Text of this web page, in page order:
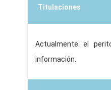
Titulaciones
Actualmente el
información.